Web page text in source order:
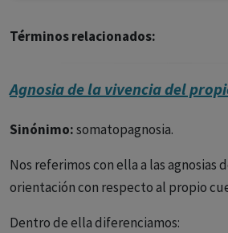
Términos relacionados:
Agnosia de la vivencia del
Sinónimo:somatopagnosia.
Nos referimos con ella a las agnosias
orientación con respecto al propio
Dentro de ella diferenciamos: